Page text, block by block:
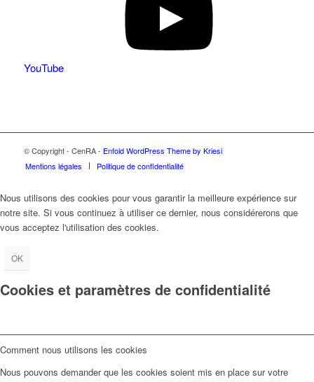
YouTube
© Copyright - CenRA - Enfold WordPress Theme by Kriesi
Mentions légales
Politique de confidentialité
Nous utilisons des cookies pour vous garantir la meilleure expérience sur
notre site. Si vous continuez à utiliser ce dernier, nous considérerons que
vous acceptez l'utilisation des cookies.
OK
Cookies et paramètres de confidentialité
Comment nous utilisons les cookies
Nous pouvons demander que les cookies soient mis en place sur votre